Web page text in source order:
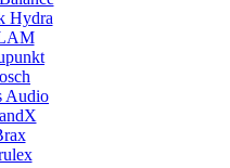
Hydra
Audio